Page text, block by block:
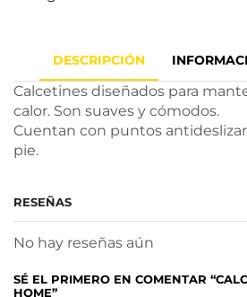
DESCRIPCIÓN
Calcetines diseñados para
calor. Son suaves y cómodos.
Cuentan con puntos
pie.
RESEÑAS
No hay reseñas aún
SÉ EL PRIMERO EN COMENTAR
HOME”